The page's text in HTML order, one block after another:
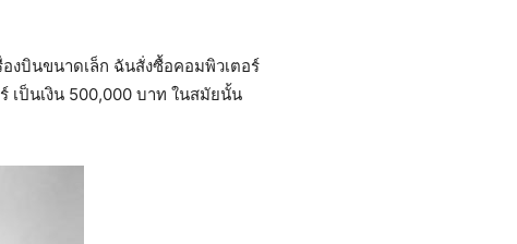
งบินขนาดเล็ก ฉันสั่งซื้อคอมพิวเตอร์
เป็นเงิน 500,000 บาท ในสมัยนั้น